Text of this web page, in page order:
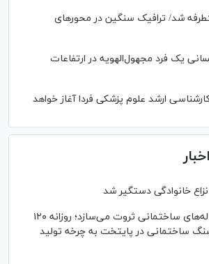
شد/ ترافیک سنگین در محورهای
یک فرد مجهول‌الهویه در ارتفاعات
ارشد علوم پزشکی فردا آغاز خواهد
نزاع خانوادگی دستگیر شد
شهری که از نخاله‌های ساختمانی ثروت می‌سازد؛ روزانه ۱۲۰
ساختمانی در پایتخت به چرخه تولید